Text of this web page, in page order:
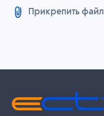
Прикрепить файл